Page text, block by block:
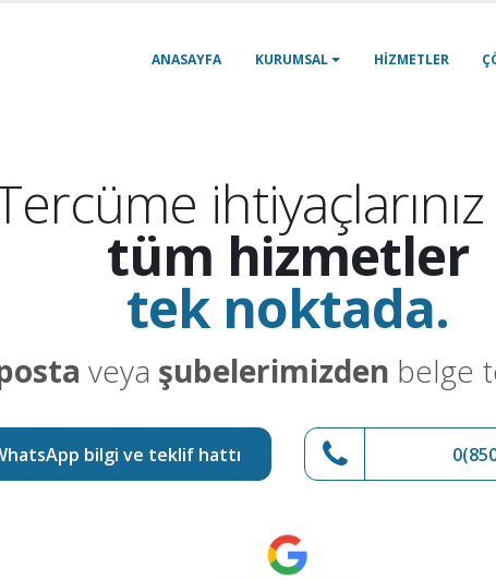
ANASAYFA KURUMSAL HIZMETLER
tüm hizmetler
tek noktada.
veya şubelerimizden belge
bilgi ve teklif hattı